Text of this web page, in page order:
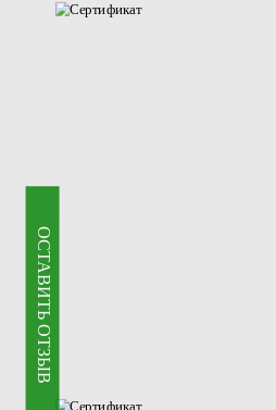
ОСТАВИТЬ ОТЗЫВ